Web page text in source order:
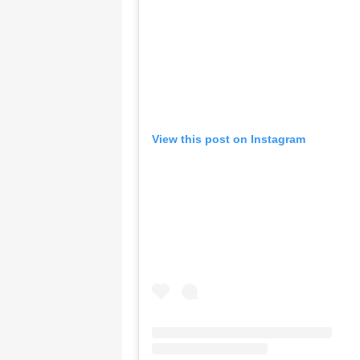
View this post on Instagram